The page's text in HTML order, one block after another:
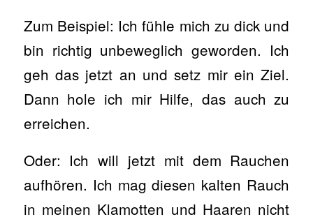
Zum Beispiel: Ich fühle mich zu dick und
bin richtig unbeweglich geworden. Ich
geh das jetzt an und setz mir ein Ziel.
Dann hole ich mir Hilfe, das auch zu
erreichen.
Oder: Ich will jetzt mit dem Rauchen
aufhören. Ich mag diesen kalten Rauch
in meinen Klamotten und Haaren nicht